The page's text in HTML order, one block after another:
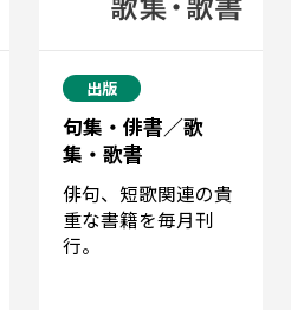
出版
句集・俳書／歌
集・歌書
俳句、短歌関連の貴
重な書籍を毎月刊
行。